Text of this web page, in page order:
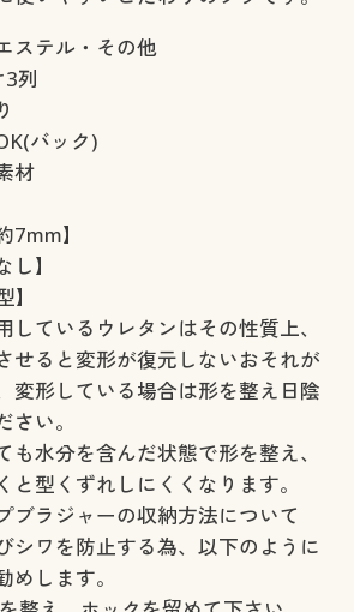
ステル・その他
列
バック)
材
7mm】
し】
ているウレタンはその性質上、
せると変形が復元しないおそれが
変形している場合は形を整え日陰
い。
水分を含んだ状態で形を整え、
と型くずれしにくくなります。
ラジャーの収納方法について
シワを防止する為、以下のように
します。